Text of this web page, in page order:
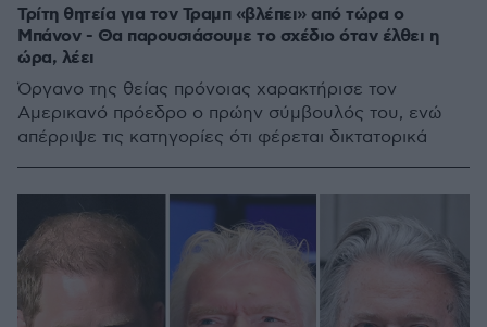
Τρίτη θητεία για τον Τραμπ «βλέπει» από τώρα ο
Μπάνον - Θα παρουσιάσουμε το σχέδιο όταν έλθει η
ώρα, λέει
Όργανο της θείας πρόνοιας χαρακτήρισε τον
Αμερικανό πρόεδρο ο πρώην σύμβουλός του, ενώ
απέρριψε τις κατηγορίες ότι φέρεται δικτατορικά